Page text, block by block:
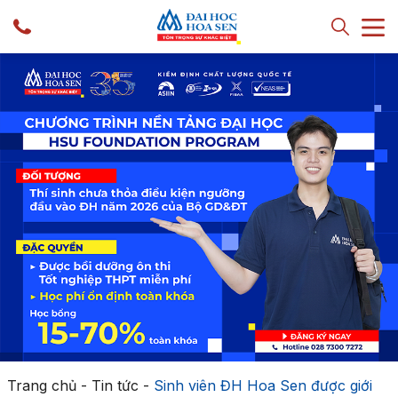
Trang chủ- Tin tức - Sinh viên ĐH Hoa Sen được giới